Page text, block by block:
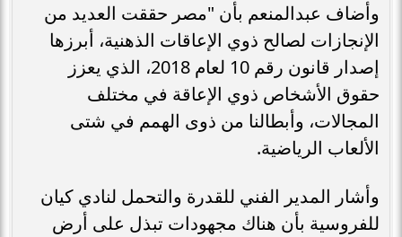
وأضاف عبدالمنعم بأن "مصر حققت العديد من
الإنجازات لصالح ذوي الإعاقات الذهنية، أبرزها
إصدار قانون رقم 10 لعام 2018، الذي يعزز
حقوق الأشخاص ذوي الإعاقة في مختلف
المجالات، وأبطالنا من ذوى الهمم في شتى
الألعاب الرياضية.
وأشار المدير الفني للقدرة والتحمل لنادي كيان
للفروسية بأن هناك مجهودات تبذل على أرض